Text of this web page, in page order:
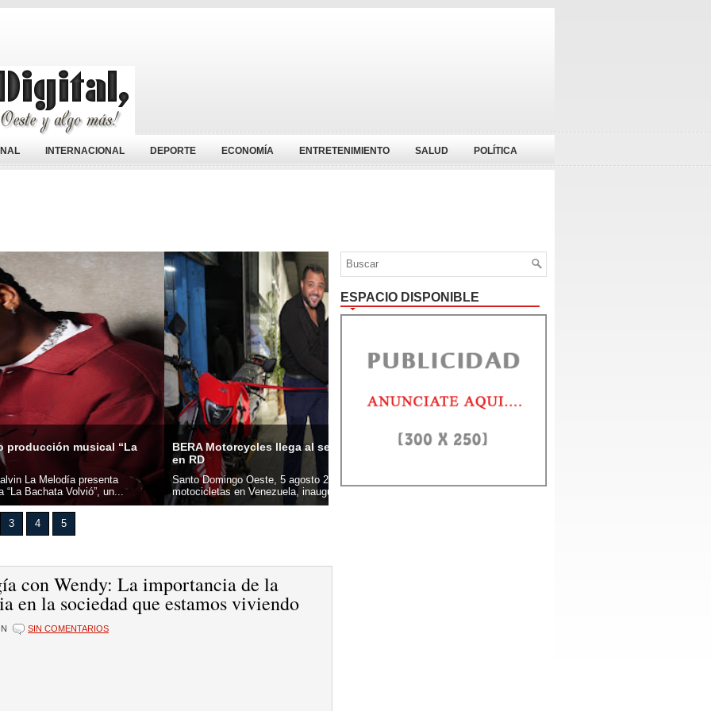
INTERNACIONAL DEPORTE ECONOMÍA ENTRETENIMIENTO SALUD POLÍTICA
llega al sector Herrera e inaugura su primera sede
Oeste, 5 agosto 2026.- BERA Motorcycles, marca líder en
en Venezuela, inauguró oficialmente su primera sede en...
3 4 5
con Wendy: La importancia de la
en la sociedad que estamos viviendo
SIN COMENTARIOS
ESPACIO DISPONIBLE